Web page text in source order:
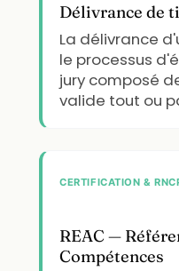
Délivrance de
La délivrance
le processus
jury composé
valide tout ou
CERTIFICATION &
REAC —
Compétences